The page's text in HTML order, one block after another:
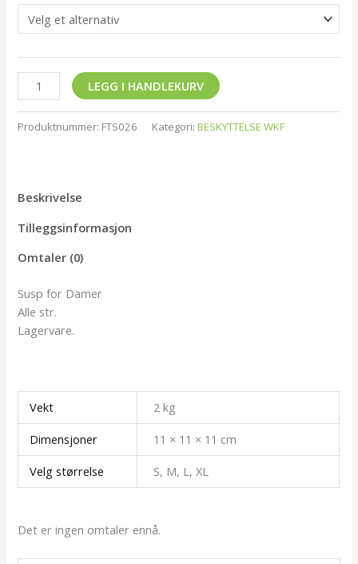
LEGG I HANDLEKURV
Produktnummer: FTS026 Kategori:BESKYTTELSE WKF
Beskrivelse
Tilleggsinformasjon
Omtaler (0)
Susp for Damer
Alle str.
Lagervare.
Vekt
2 kg
Dimensjoner
11 × 11 × 11 cm
Velg størrelse
S, M, L, XL
Det er ingen omtaler ennå.